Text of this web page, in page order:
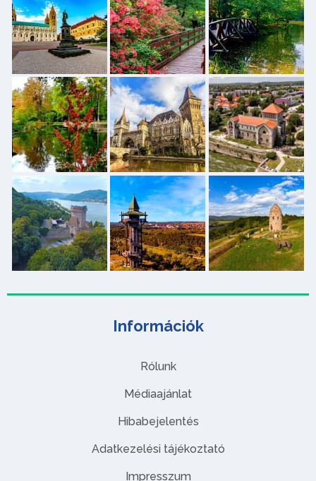
Információk
Rólunk
Médiaajánlat
Hibabejelentés
Adatkezelési tájékoztató
Impresszum